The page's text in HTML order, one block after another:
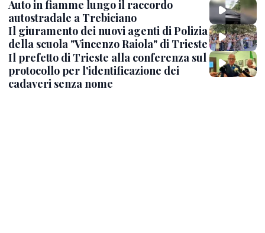
Auto in fiamme lungo il raccordo
autostradale a Trebiciano
Il giuramento dei nuovi agenti di Polizia
della scuola "Vincenzo Raiola" di Trieste
Il prefetto di Trieste alla conferenza sul
protocollo per l'identificazione dei
cadaveri senza nome